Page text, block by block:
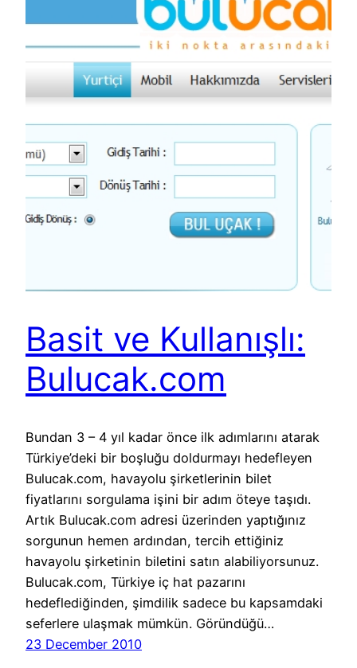
Basit ve Kullanışlı:
Bulucak.com
Bundan 3 – 4 yıl kadar önce ilk adımlarını atarak
Türkiye’deki bir boşluğu doldurmayı hedefleyen
Bulucak.com, havayolu şirketlerinin bilet
fiyatlarını sorgulama işini bir adım öteye taşıdı.
Artık Bulucak.com adresi üzerinden yaptığınız
sorgunun hemen ardından, tercih ettiğiniz
havayolu şirketinin biletini satın alabiliyorsunuz.
Bulucak.com, Türkiye iç hat pazarını
hedeflediğinden, şimdilik sadece bu kapsamdaki
seferlere ulaşmak mümkün. Göründüğü…
23 December 2010